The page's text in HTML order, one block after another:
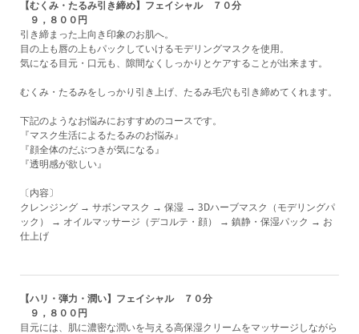
【むくみ・たるみ引き締め】フェイシャル ７０分
９，８００円
引き締まった上向き印象のお肌へ。
目の上も唇の上もパックしていけるモデリングマスクを使用。
気になる目元・口元も、隙間なくしっかりとケアすることが出来ます。
むくみ・たるみをしっかり引き上げ、たるみ毛穴も引き締めてくれます。
下記のようなお悩みにおすすめのコースです。
『マスク生活によるたるみのお悩み』
『顔全体のだぶつきが気になる』
『透明感が欲しい』
〔内容〕
クレンジング → サボンマスク → 保湿 → 3Dハーブマスク（モデリングパ
ック） → オイルマッサージ （デコルテ・顔）
→ 鎮静・保湿パック → お
仕上げ
【ハリ・弾力・潤い】フェイシャル ７０分
９，８００円
目元には、肌に濃密な潤いを与える高保湿クリームをマッサージしながら